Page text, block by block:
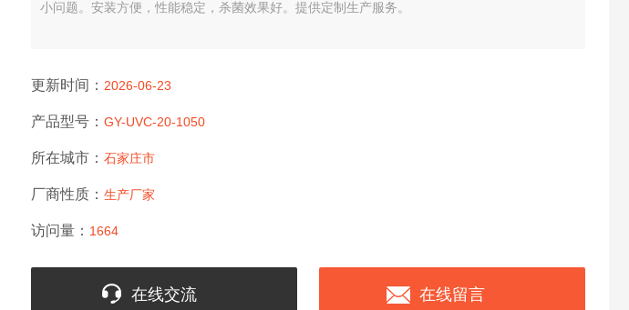
小问题。安装方便，性能稳定，杀菌效果好。提供定制生产服务。
更新时间： 2026-06-23
产品型号： GY-UVC-20-1050
所在城市： 石家庄市
厂商性质： 生产厂家
访问量： 1664
在线交流 在线留言